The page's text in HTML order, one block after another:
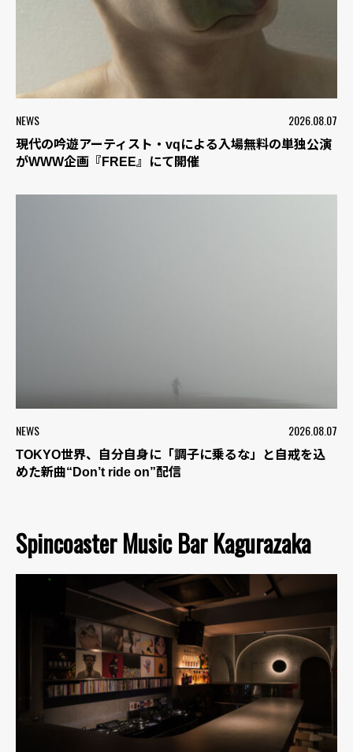
NEWS 2026.08.07
現代の吟遊アーティスト・vqによる入場無料の単独公演
がWWW企画『FREE』にて開催
NEWS 2026.08.07
TOKYO世界、自分自身に「調子に乗るな」と自戒を込
めた新曲“Don’t ride on”配信
Spincoaster Music Bar Kagurazaka